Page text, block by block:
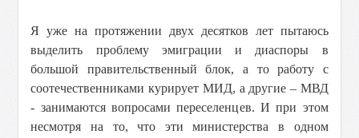
Я уже на протяжении двух десятков лет пытаюсь
выделить проблему эмиграции и диаспоры в
большой правительственный блок, а то работу с
соотечественниками курирует МИД, а другие – МВД
- занимаются вопросами переселенцев. И при этом
несмотря на то, что эти министерства в одном